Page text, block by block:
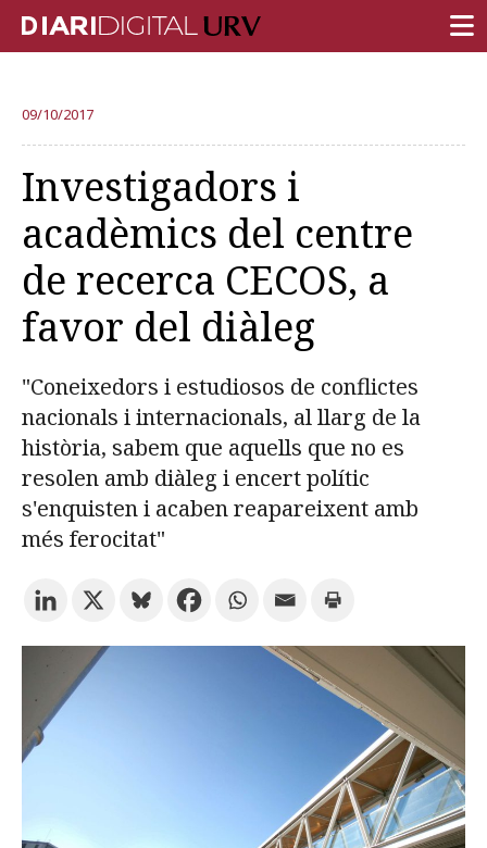
RECERCA
DOCÈNCIA
INSTITUCIÓ
VIDA AL CAMPUS
COMUNITAT URV
Més categories
ENGLISH
09/10/2017
Investigadors i
acadèmics del centre
de recerca CECOS, a
favor del diàleg
"Coneixedors i estudiosos de conflictes
nacionals i internacionals, al llarg de la
història, sabem que aquells que no es
resolen amb diàleg i encert polític
s'enquisten i acaben reapareixent amb
més ferocitat"